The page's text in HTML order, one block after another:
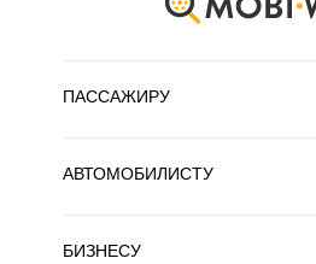
ПАССАЖИРУ
АВТОМОБИЛИСТУ
БИЗНЕСУ